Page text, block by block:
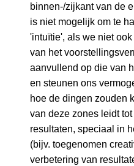
binnen-/zijkant van de
is niet mogelijk om te
'intuïtie', als we niet
van het
aanvullend op die van
en steunen ons
hoe de dingen zouden
van deze zones leidt
resultaten, speciaal in
(bijv. toegenomen
verbetering van